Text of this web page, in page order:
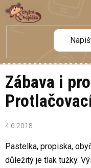
Přejít
na
obsah
Zábava i
4.6.2018
Pastelka, propiska,
důležitý je tlak tužky.